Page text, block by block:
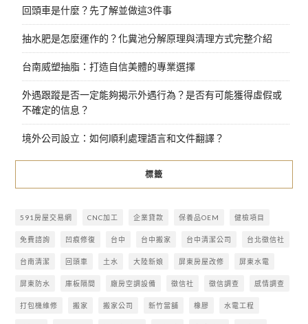
回頭車是什麼？先了解並做這3件事
抽水肥是怎麼運作的？化糞池分解原理與清理方式完整介紹
台南威塑抽脂：打造自信美體的專業選擇
外遇跟蹤是否一定能夠揭示外遇行為？是否有可能獲得虛假或
不確定的信息？
境外公司設立：如何順利處理語言和文件翻譯？
標籤
591房屋交易網 CNC加工 企業貸款 保養品OEM 健檢項目
免費諮詢 凹痕修復 台中 台中搬家 台中清潔公司 台北徵信社
台南清潔 回頭車 土水 大陸新娘 屏東房屋改修 屏東水電
屏東防水 庫板隔間 廠房空調設備 徵信社 徵信調查 感情調查
打包機維修 搬家 搬家公司 新竹當舖 橡膠 水電工程